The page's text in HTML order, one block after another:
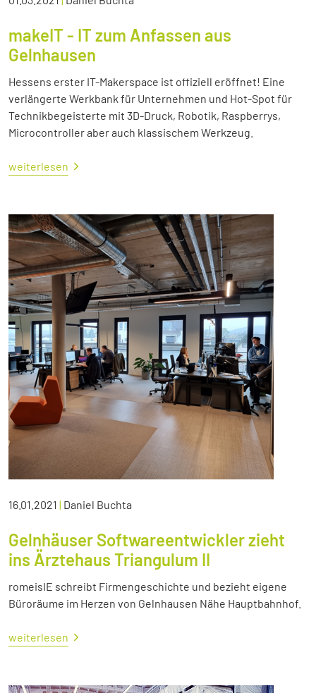
makeIT - IT zum Anfassen aus
Gelnhausen
Hessens erster IT-Makerspace ist offiziell eröffnet! Eine
verlängerte Werkbank für Unternehmen und Hot-Spot für
Technikbegeisterte mit 3D-Druck, Robotik, Raspberrys,
Microcontroller aber auch klassischem Werkzeug.
weiterlesen
16.01.2021 | Daniel Buchta
Gelnhäuser Softwareentwickler zieht
ins Ärztehaus Triangulum II
romeisIE schreibt Firmengeschichte und bezieht eigene
Büroräume im Herzen von Gelnhausen Nähe Hauptbahnhof.
weiterlesen